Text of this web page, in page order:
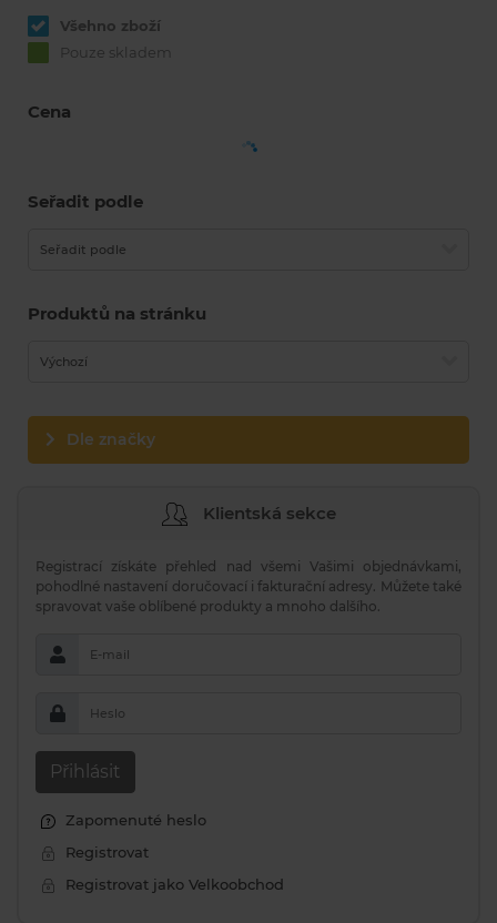
Všehno zboží
Pouze skladem
Cena
Seřadit podle
Seřadit podle
Produktů na stránku
Výchozí
Dle značky
Klientská sekce
Registrací získáte přehled nad všemi Vašimi objednávkami,
pohodlné nastavení doručovací i fakturační adresy. Můžete také
spravovat vaše oblíbené produkty a mnoho dalšího.
E-mail
Heslo
Přihlásit
Zapomenuté heslo
Registrovat
Registrovat jako Velkoobchod